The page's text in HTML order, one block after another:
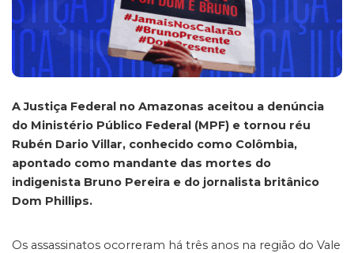
A Justiça Federal no Amazonas aceitou a denúncia
do Ministério Público Federal (MPF) e tornou réu
Rubén Dario Villar, conhecido como Colômbia,
apontado como mandante das mortes do
indigenista Bruno Pereira e do jornalista britânico
Dom Phillips.
Os assassinatos ocorreram há três anos na região do Vale